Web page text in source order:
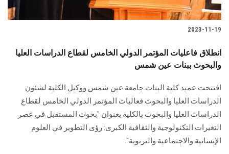
2023-11-19
انطلاق فاعليات المؤتمر الدولي الخامس لقطاع الدراسات العليا
والبحوث ببنات عين شمس
افتتحت عميد كلية البنات جامعة عين شمس ووكيل الكلية لشئون
الدراسات العليا والبحوث فعاليات المؤتمر الدولي الخامس لقطاع
الدراسات العليا والبحوث بالكلية بعنوان "بحوث المستقبل في عصر
التغيرات التكنولوجية والثقافية الكبرى: رؤى التطوير في العلوم
الإنسانية والاجتماعية والتربوية".